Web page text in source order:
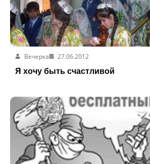
Вечерка
27.06.2012
Я хочу быть счастливой